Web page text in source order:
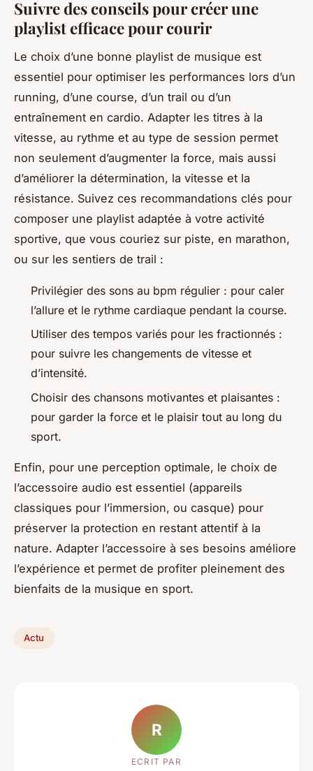
Suivre des conseils pour créer une
playlist efficace pour courir
Le choix d’une bonne playlist de musique est
essentiel pour optimiser les performances lors d’un
running, d’une course, d’un trail ou d’un
entraînement en cardio. Adapter les titres à la
vitesse, au rythme et au type de session permet
non seulement d’augmenter la force, mais aussi
d’améliorer la détermination, la vitesse et la
résistance. Suivez ces recommandations clés pour
composer une playlist adaptée à votre activité
sportive, que vous couriez sur piste, en marathon,
ou sur les sentiers de trail :
Privilégier des sons au bpm régulier : pour caler
l’allure et le rythme cardiaque pendant la course.
Utiliser des tempos variés pour les fractionnés :
pour suivre les changements de vitesse et
d’intensité.
Choisir des chansons motivantes et plaisantes :
pour garder la force et le plaisir tout au long du
sport.
Enfin, pour une perception optimale, le choix de
l’accessoire audio est essentiel (appareils
classiques pour l’immersion, ou casque) pour
préserver la protection en restant attentif à la
nature. Adapter l’accessoire à ses besoins améliore
l’expérience et permet de profiter pleinement des
bienfaits de la musique en sport.
Actu
R
ECRIT PAR